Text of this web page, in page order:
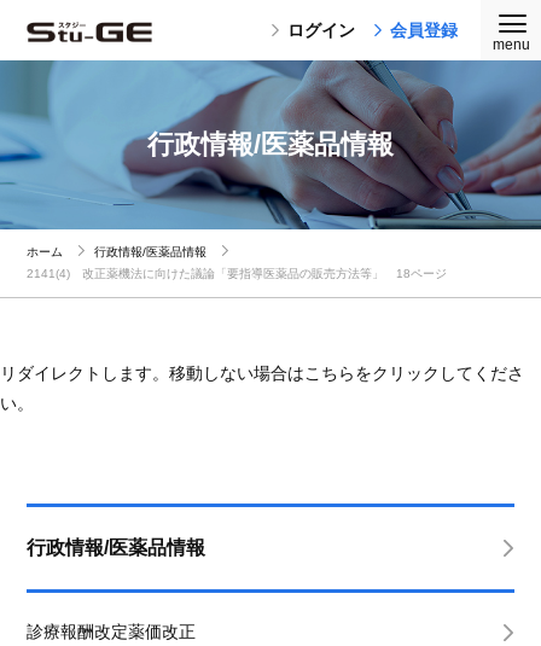
ログイン 会員登録
行政情報/医薬品情報
ホーム
行政情報/医薬品情報
2141(4) 改正薬機法に向けた議論「要指導医薬品の販売方法等」 18ページ
リダイレクトします。移動しない場合はこちらをクリックしてくださ
い。
行政情報/医薬品情報
診療報酬改定薬価改正